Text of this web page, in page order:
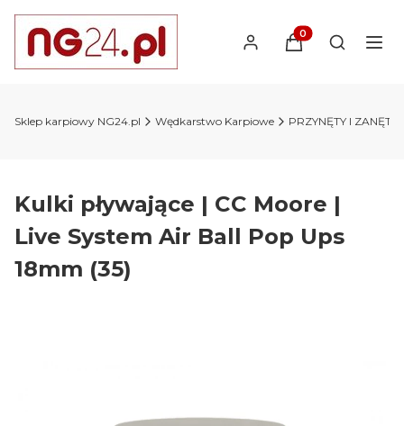
Produkty w
Otwórz
Sklep karpiowy NG24.pl Wędkarstwo Karpiowe PRZYNĘTY I ZANĘTY
Kulki pływające | CC Moore |
Live System Air Ball Pop Ups
18mm (35)